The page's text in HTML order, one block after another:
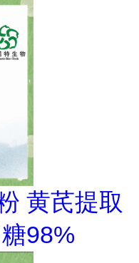
黄芪提取
98%